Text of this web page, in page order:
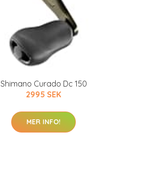
Shimano Curado Dc 150
2995 SEK
MER INFO!